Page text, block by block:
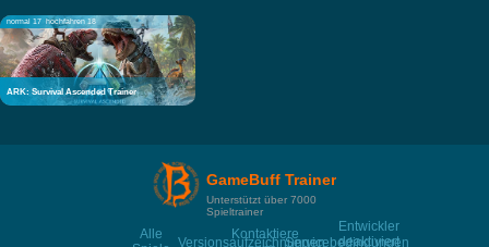
normal 17 hochfahren 18
ARK: Survival Ascended Trainer
GameBuff Trainer
Unterstützt über 7000
Spieltrainer
Alle
Versionsaufzeichnungen
Kontaktiere
Servicebedingungen
Entwickler
deaktiviert